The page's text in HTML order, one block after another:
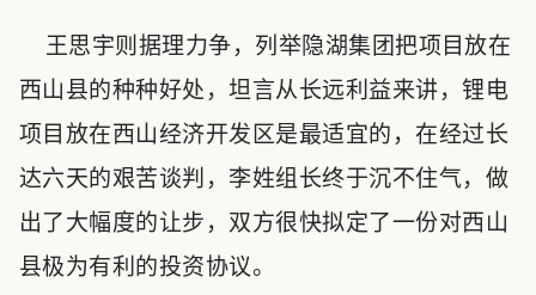
王思宇则据理力争，列举隐湖集团把项目放在
西山县的种种好处，坦言从长远利益来讲，锂电
项目放在西山经济开发区是最适宜的，在经过长
达六天的艰苦谈判，李姓组长终于沉不住气，做
出了大幅度的让步，双方很快拟定了一份对西山
县极为有利的投资协议。